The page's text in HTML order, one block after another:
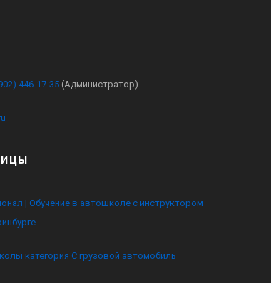
446-17-35 (Администратор)
| Обучение в автошколе с инструктором
категория C грузовой автомобиль